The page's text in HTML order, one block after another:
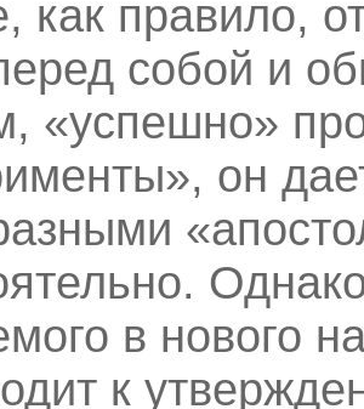
как правило,
собой и
«успешно»
он
в нового
к